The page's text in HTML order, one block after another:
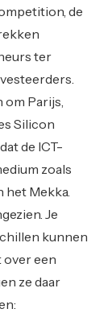
de
ter
Parijs,
Silicon
de ICT-
zoals
het Mekka.
Je
kunnen
over een
ze daar